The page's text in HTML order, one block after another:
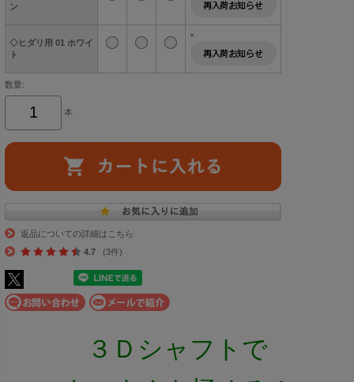
ン
◇ヒダリ用 01 ホワイ
ト
×
数量:
本
返品についての詳細はこちら
4.7
(3件)
３Ｄシャフトで